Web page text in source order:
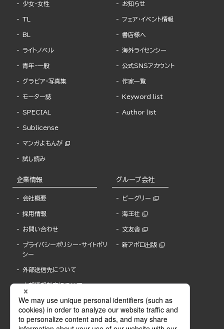
少女・女性
TL
BL
ライトノベル
青年・一般
グラビア・写真集
モーター誌
SPECIAL
Sublicense
マンガよもんが
試し読み
お知らせ
フェア・イベント情報
書店様へ
海外ライセンシー
公式SNSアカウント
作家一覧
Keyword list
Author list
企業情報
会社概要
採用情報
お問い合わせ
プライバシーポリシー・サイトポリ
シー
外部送信先について
内部通報制度について
グループ会社
ビーグリー
海王社
文友舎
新アポロ出版